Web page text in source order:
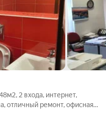
2 входа, интернет,
отличный ремонт, офисная